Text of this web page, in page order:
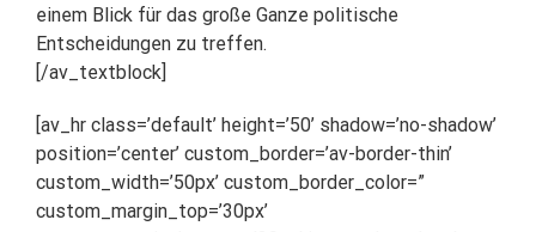
einem Blick für das große Ganze politische
Entscheidungen zu treffen.
[/av_textblock]
[av_hr class=’default’ height=’50’ shadow=’no-shadow’
position=’center’ custom_border=’av-border-thin’
custom_width=’50px’ custom_border_color=”
custom_margin_top=’30px’